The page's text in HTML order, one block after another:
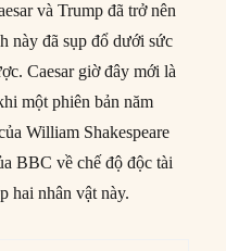
và Trump đã trở nên
này đã sụp đổ dưới sức
Caesar giờ đây mới là
một phiên bản năm
William Shakespeare
BBC về chế độ độc tài
hai nhân vật này.